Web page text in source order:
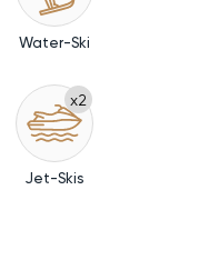
Water-Ski
x2
Jet-Skis